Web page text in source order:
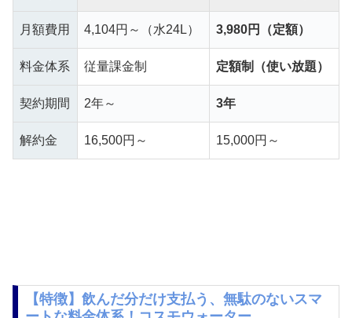
月額費用 4,104円～（水24L） 3,980円（定額）
料金体系 従量課金制 定額制（使い放題）
契約期間 2年～ 3年
解約金 16,500円～ 15,000円～
【特徴】飲んだ分だけ支払う、無駄のないスマ